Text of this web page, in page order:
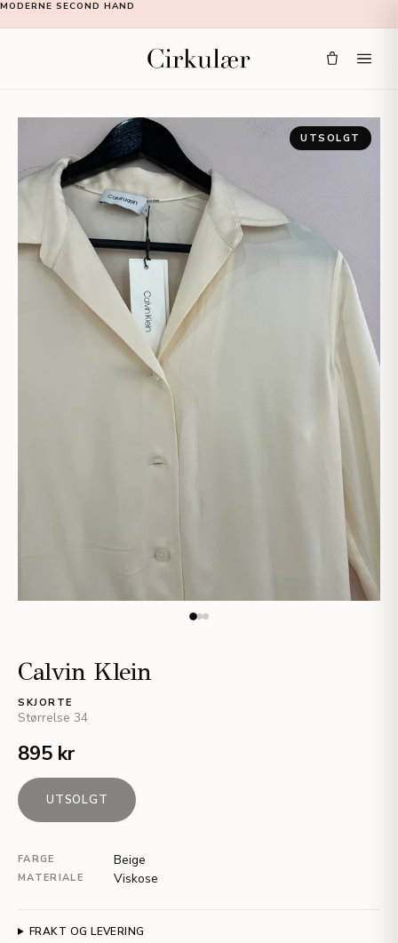
MODERNE SECOND HAND
UTSOLGT
Calvin Klein
SKJORTE
Størrelse 34
895 kr
UTSOLGT
FARGE Beige
MATERIALE Viskose
FRAKT OG LEVERING